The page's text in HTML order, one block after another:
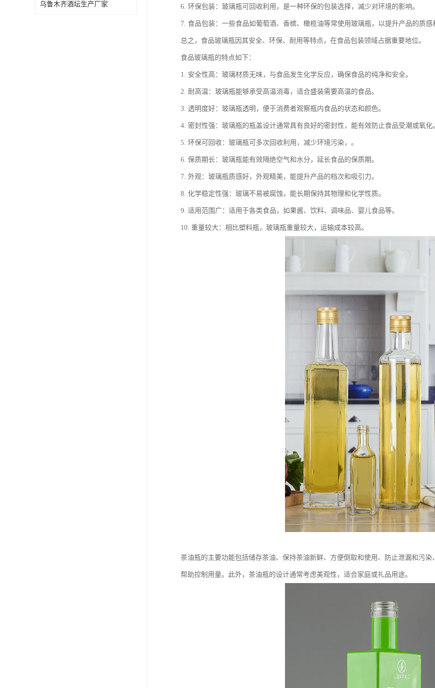
乌鲁木齐酒坛生产厂家 6. 环保包装：玻璃瓶可回收利用，是一种环保的包装选择，减少对环境的影响。
7. 食品包装：一些食品如葡萄酒、香槟、橄榄油等常使用玻璃瓶，以提升产品的质感
总之，食品玻璃瓶因其安全、环保、耐用等特点，在食品包装领域占据重要地位。
食品玻璃瓶的特点如下：
1. 安全性高：玻璃材质无味，与食品发生化学反应，确保食品的纯净和安全。
2. 耐高温：玻璃瓶能够承受高温消毒，适合盛装需要高温的食品。
3. 透明度好：玻璃瓶透明，便于消费者观察瓶内食品的状态和颜色。
4. 密封性强：玻璃瓶的瓶盖设计通常具有良好的密封性，能有效防止食品受潮或氧化
5. 环保可回收：玻璃瓶可多次回收利用，减少环境污染，。
6. 保质期长：玻璃瓶能有效隔绝空气和水分，延长食品的保质期。
7. 外观：玻璃瓶质感好，外观精美，能提升产品的档次和吸引力。
8. 化学稳定性强：玻璃不易被腐蚀，能长期保持其物理和化学性质。
9. 适用范围广：适用于各类食品，如果酱、饮料、调味品、婴儿食品等。
10. 重量较大：相比塑料瓶，玻璃瓶重量较大，运输成本较高。
茶油瓶的主要功能包括储存茶油、保持茶油新鲜、方便倒取和使用、防止泄漏和污
帮助控制用量。此外，茶油瓶的设计通常考虑美观性，适合家庭或礼品用途。